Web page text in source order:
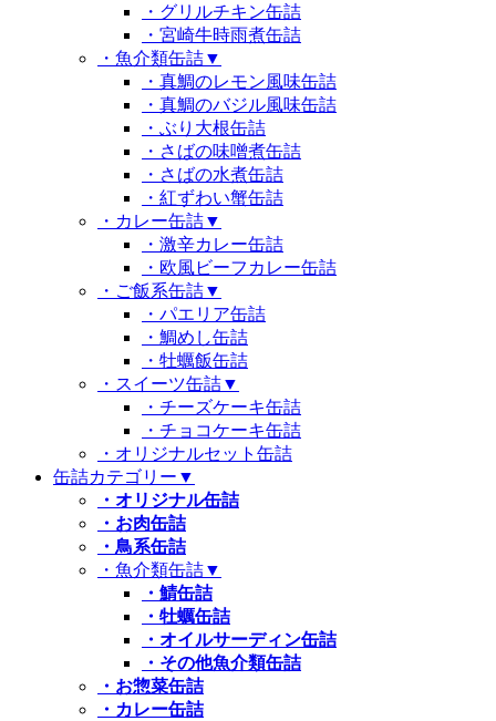
・グリルチキン缶詰
・宮崎牛時雨煮缶詰
・魚介類缶詰▼
・真鯛のレモン風味缶詰
・真鯛のバジル風味缶詰
・ぶり大根缶詰
・さばの味噌煮缶詰
・さばの水煮缶詰
・紅ずわい蟹缶詰
・カレー缶詰▼
・激辛カレー缶詰
・欧風ビーフカレー缶詰
・ご飯系缶詰▼
・パエリア缶詰
・鯛めし缶詰
・牡蠣飯缶詰
・スイーツ缶詰▼
・チーズケーキ缶詰
・チョコケーキ缶詰
・オリジナルセット缶詰
缶詰カテゴリー ▼
・オリジナル缶詰
・お肉缶詰
・鳥系缶詰
・魚介類缶詰▼
・鯖缶詰
・牡蠣缶詰
・オイルサーディン缶詰
・その他魚介類缶詰
・お惣菜缶詰
・カレー缶詰